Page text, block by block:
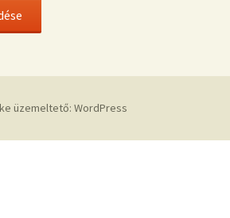
üzemeltető: WordPress